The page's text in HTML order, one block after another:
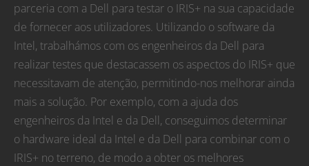
parceria com a Dell para testar o IRIS+ na sua capacidade
de fornecer aos utilizadores. Utilizando o software da
Intel, trabalhámos com os engenheiros da Dell para
realizar testes que destacassem os aspectos do IRIS+ que
necessitavam de atenção, permitindo-nos melhorar ainda
mais a solução. Por exemplo, com a ajuda dos
engenheiros da Intel e da Dell, conseguimos determinar
o hardware ideal da Intel e da Dell para combinar com o
IRIS+ no terreno, de modo a obter os melhores